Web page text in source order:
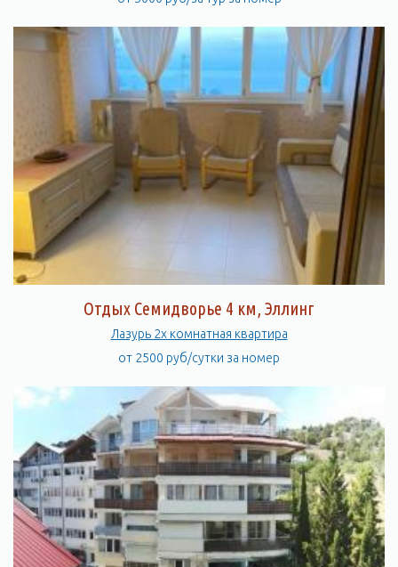
Отдых Семидворье 4 км, Эллинг
Лазурь 2х комнатная квартира
от 2500 руб/сутки за номер